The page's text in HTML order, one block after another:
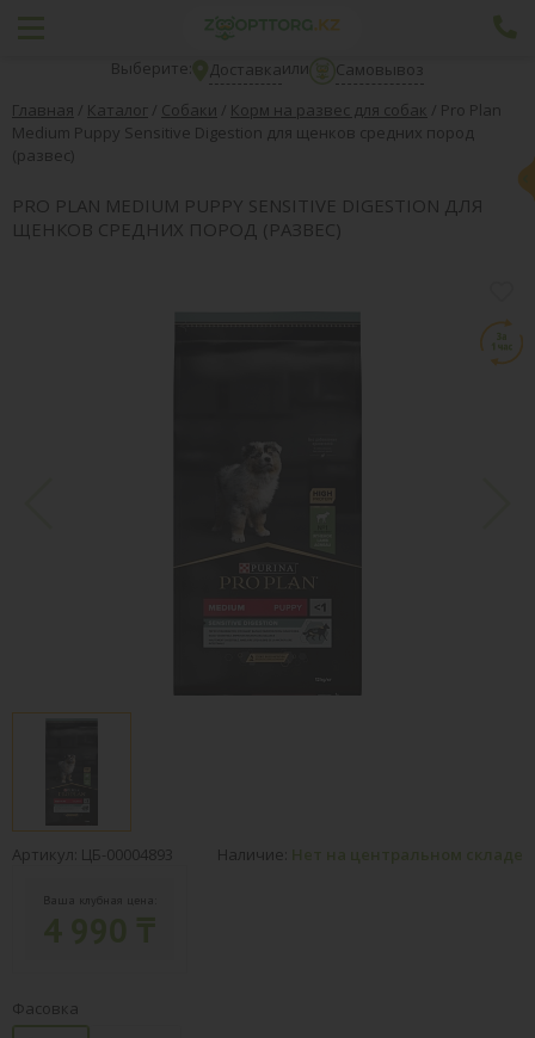
Выберите: Доставкаили
Самовывоз
Главная / Каталог / Собаки / Корм на развес для собак / Pro Plan
Medium Puppy Sensitive Digestion для щенков средних пород
(развес)
PRO PLAN MEDIUM PUPPY SENSITIVE DIGESTION ДЛЯ
ЩЕНКОВ СРЕДНИХ ПОРОД (РАЗВЕС)
Артикул: ЦБ-00004893 Наличие: Нет на центральном складе
Ваша клубная цена:
Фасовка